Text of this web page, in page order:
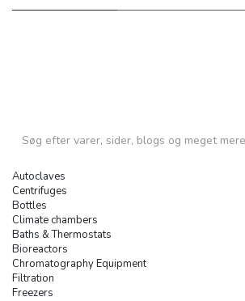
Autoclaves
Centrifuges
Bottles
Climate chambers
Baths & Thermostats
Bioreactors
Chromatography Equipment
Filtration
Freezers